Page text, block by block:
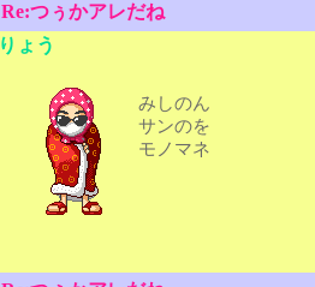
Re:つぅかアレだね
りょう
みしのん
サンのを
モノマネ